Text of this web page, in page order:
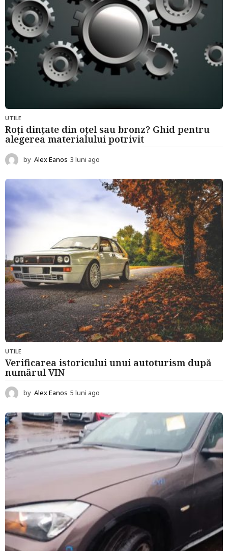
UTILE
Roți dințate din oțel sau bronz? Ghid pentru
alegerea materialului potrivit
by Alex Eanos 3 luni ago
u
n
UTILE
Verificarea istoricului unui autoturism după
numărul VIN
by Alex Eanos 5 luni ago
u
n
a
g